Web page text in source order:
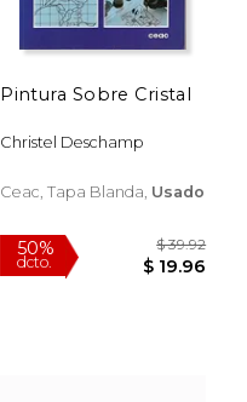
50%
dcto. $
Pintura Sobre Cristal
Christel Deschamp
Ceac, Tapa Blanda, Usado